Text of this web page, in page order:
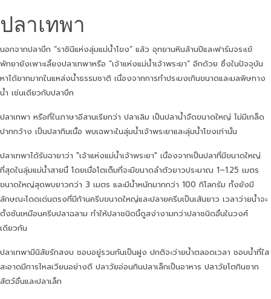
ปลาเทพา
นอกจากปลาบึก “ราชินีแห่งลุ่มแม่น้ำโขง” แล้ว อุทยานหินล้านปีและฟาร์มจระเข้
พัทยายังเพาะเลี้ยงปลาเทพาหรือ “เจ้าแห่งแม่น้ำเจ้าพระยา” อีกด้วย ซึ่งในปัจจุบัน
หาได้ยากมากในแหล่งน้ำธรรมชาติ เนื่องจากการทำประมงเกินขนาดและมลพิษทาง
น้ำ เช่นเดียวกับปลาบึก
ปลาเทพา หรือที่ในภาษาอีสานเรียกว่า ปลาเลิม เป็นปลาน้ำจืดขนาดใหญ่ ไม่มีเกล็ด
ปากกว้าง เป็นปลากินเนื้อ พบเฉพาะในลุ่มน้ำเจ้าพระยาและลุ่มน้ำโขงเท่านั้น
ปลาเทพาได้รับฉายาว่า "เจ้าแห่งแม่น้ำเจ้าพระยา" เนื่องจากเป็นปลาที่มีขนาดใหญ่
ที่สุดในลุ่มแม่น้ำสายนี้ โดยเมื่อโตเต็มที่จะมีขนาดลำตัวยาวประมาณ 1–1.25 เมตร
ขนาดใหญ่สุดพบยาวกว่า 3 เมตร และมีน้ำหนักมากกว่า 100 กิโลกรัม ทั้งยังมี
ลักษณะโดดเด่นตรงที่มีก้านครีบขนาดใหญ่และปลายครีบเป็นเส้นยาว เวลาว่ายน้ำจะ
ตั้งชันเหมือนครีบปลาฉลาม ทำให้ปลาชนิดนี้ดูสง่างามกว่าปลาชนิดอื่นในวงศ์
เดียวกัน
ปลาเทพามีนิสัยรักสงบ ชอบอยู่รวมกันเป็นฝูง ปกติจะว่ายน้ำตลอดเวลา ชอบน้ำที่ใส
สะอาดมีการไหลเวียนอย่างดี ปลาวัยอ่อนกินปลาเล็กเป็นอาหาร ปลาวัยโตกินซาก
สัตว์อื่นและปลาเล็ก